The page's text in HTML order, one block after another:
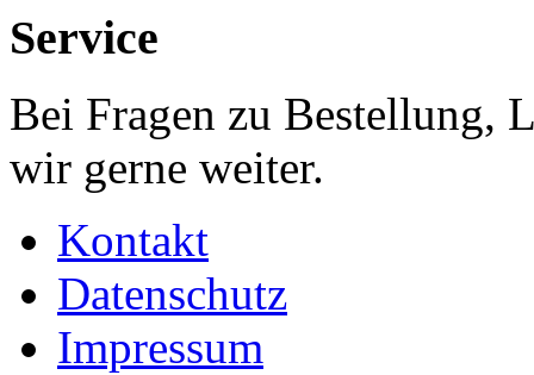
Service
Bei Fragen zu Bestellung,
wir gerne weiter.
Kontakt
Datenschutz
Impressum